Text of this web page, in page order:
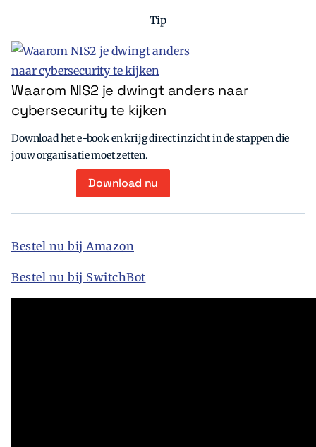
Tip
Waarom NIS2 je dwingt anders naar
cybersecurity te kijken
Download het e-book en krijg direct inzicht in de stappen die
jouw organisatie moet zetten.
Download nu
Bestel nu bij Amazon
Bestel nu bij SwitchBot